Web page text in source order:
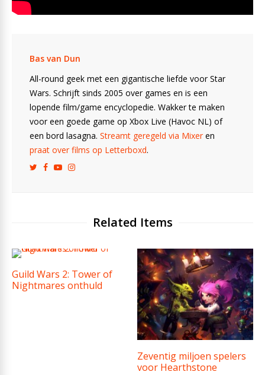
Bas van Dun
All-round geek met een gigantische liefde voor Star
Wars. Schrijft sinds 2005 over games en is een
lopende film/game encyclopedie. Wakker te maken
voor een goede game op Xbox Live (Havoc NL) of
een bord lasagna. Streamt geregeld via Mixeren
praat over films op Letterboxd.
Related Items
Guild Wars 2: Tower of
Nightmares onthuld
Zeventig miljoen spelers
voor Hearthstone